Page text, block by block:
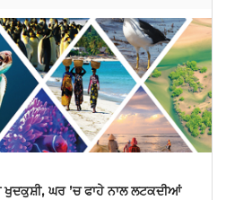
ਖੁਦਕੁਸ਼ੀ, ਘਰ ’ਚ ਫਾਹੇ ਨਾਲ ਲਟਕਦੀਆਂ